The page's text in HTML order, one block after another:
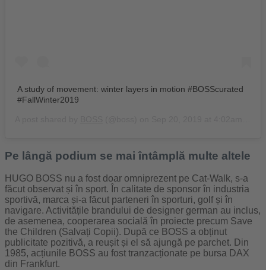
A study of movement: winter layers in motion #BOSScurated
#FallWinter2019
Pe lângă podium se mai întâmplă multe altele
HUGO BOSS nu a fost doar omniprezent pe Cat-Walk, s-a
făcut observat și în sport. În calitate de sponsor în industria
sportivă, marca și-a făcut parteneri în sporturi, golf și în
navigare. Activitățile brandului de designer german au inclus,
de asemenea, cooperarea socială în proiecte precum Save
the Children (Salvați Copii). După ce BOSS a obținut
publicitate pozitivă, a reușit și el să ajungă pe parchet. Din
1985, acțiunile BOSS au fost tranzacționate pe bursa DAX
din Frankfurt.